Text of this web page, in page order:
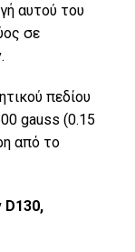
αυτού του
σε
πεδίου
gauss (0.15
από το
D130,